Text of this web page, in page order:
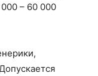
– 60 000